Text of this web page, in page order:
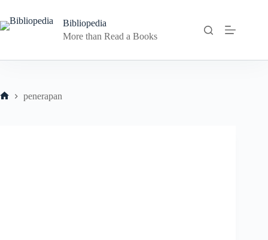
content
Bibliopedia
More than Read a Books
penerapan